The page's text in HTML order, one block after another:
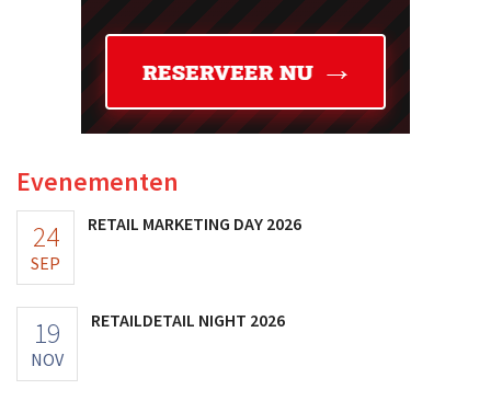
Evenementen
24
SEP
RETAIL MARKETING DAY 2026
19
NOV
RETAILDETAIL NIGHT 2026